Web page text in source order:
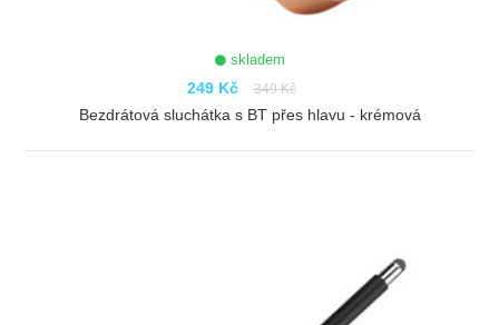
skladem
249 Kč 349 Kč
Bezdrátová sluchátka s BT přes hlavu - krémová